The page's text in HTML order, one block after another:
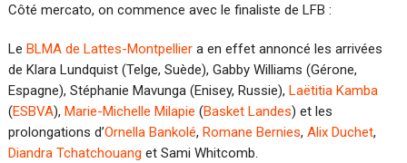
Côté mercato, on commence avec le finaliste de LFB :
Le BLMA de Lattes-Montpelliera en effet annoncé les arrivées
de Klara Lundquist (Telge, Suède), Gabby Williams (Gérone,
Espagne), Stéphanie Mavunga (Enisey, Russie), Laëtitia Kamba
(ESBVA), Marie-Michelle Milapie (Basket Landes) et les
prolongations d’Ornella Bankolé, Romane Bernies, Alix Duchet,
Diandra Tchatchouang et Sami Whitcomb.